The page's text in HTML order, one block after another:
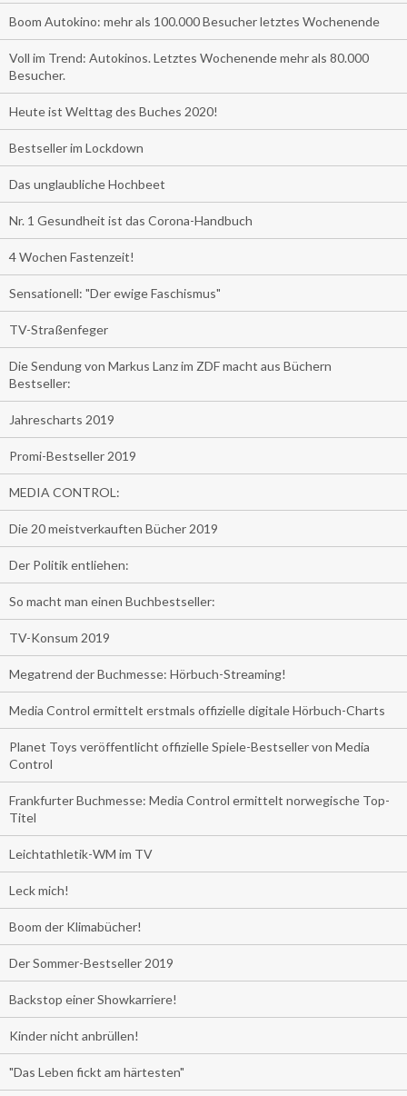
Boom Autokino: mehr als 100.000 Besucher letztes Wochenende
Voll im Trend: Autokinos. Letztes Wochenende mehr als 80.000
Besucher.
Heute ist Welttag des Buches 2020!
Bestseller im Lockdown
Das unglaubliche Hochbeet
Nr. 1 Gesundheit ist das Corona-Handbuch
4 Wochen Fastenzeit!
Sensationell: "Der ewige Faschismus"
TV-Straßenfeger
Die Sendung von Markus Lanz im ZDF macht aus Büchern
Bestseller:
Jahrescharts 2019
Promi-Bestseller 2019
MEDIA CONTROL:
Die 20 meistverkauften Bücher 2019
Der Politik entliehen:
So macht man einen Buchbestseller:
TV-Konsum 2019
Megatrend der Buchmesse: Hörbuch-Streaming!
Media Control ermittelt erstmals offizielle digitale Hörbuch-Charts
Planet Toys veröffentlicht offizielle Spiele-Bestseller von Media
Control
Frankfurter Buchmesse: Media Control ermittelt norwegische Top-
Titel
Leichtathletik-WM im TV
Leck mich!
Boom der Klimabücher!
Der Sommer-Bestseller 2019
Backstop einer Showkarriere!
Kinder nicht anbrüllen!
"Das Leben fickt am härtesten"